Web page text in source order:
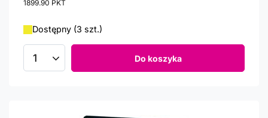
1899.90 PKT
Dostępny (3 szt.)
Ilość produktów Do koszyka